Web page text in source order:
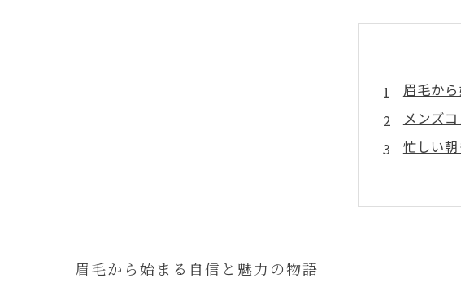
眉毛か
メンズ
忙しい
スタイ
個性を
眉毛から始まる自信と魅力の物語